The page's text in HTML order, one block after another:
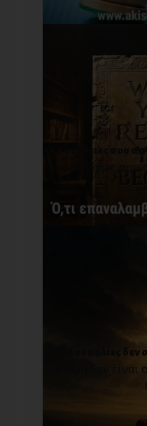
Οι συνήθειες σου
Οι συνήθειες
Οι δυσκολίες δεν
Η ζωή δεν είναι